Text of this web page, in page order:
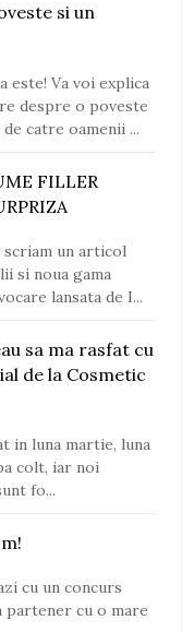
si un
este! Va voi explica
despre o poveste
catre oamenii ...
FILLER
scriam un articol
si noua gama
lansata de I...
sa ma rasfat cu
de la Cosmetic
in luna martie, luna
colt, iar noi
fo...
cu un concurs
partener cu o mare